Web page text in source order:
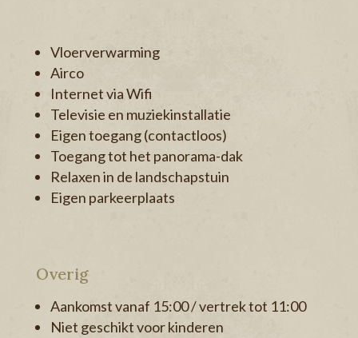
Vloerverwarming
Airco
Internet via Wifi
Televisie en muziekinstallatie
Eigen toegang (contactloos)
Toegang tot het panorama-dak
Relaxen in de landschapstuin
Eigen parkeerplaats
Overig
Aankomst vanaf 15:00 / vertrek tot 11:00
Niet geschikt voor kinderen